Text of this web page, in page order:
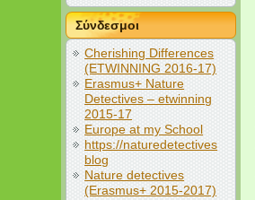
Σύνδεσμοι
Cherishing Differences
(ETWINNING 2016-17)
Erasmus+ Nature
Detectives – etwinning
2015-17
Europe at my School
https://naturedetectives
blog
Nature detectives
(Erasmus+ 2015-2017)